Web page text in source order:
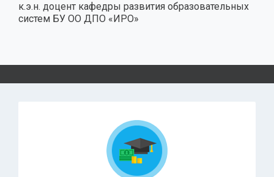
к.э.н. доцент кафедры развития образовательных
систем БУ ОО ДПО «ИРО»